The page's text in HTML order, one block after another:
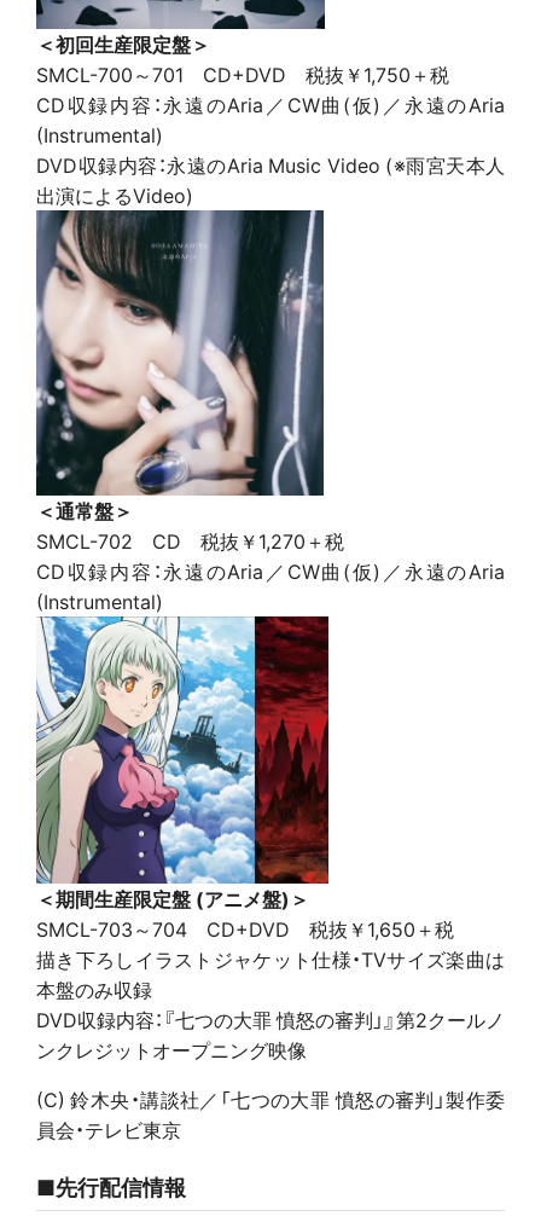
＜初回生産限定盤＞
SMCL-700～701 CD+DVD 税抜￥1,750＋税
CD収録内容：永遠のAria／CW曲(仮)／永遠のAria
(Instrumental)
DVD収録内容：永遠のAria Music Video (※雨宮天本人
出演によるVideo)
＜通常盤＞
SMCL-702 CD 税抜￥1,270＋税
CD収録内容：永遠のAria／CW曲(仮)／永遠のAria
(Instrumental)
＜期間生産限定盤 (アニメ盤)＞
SMCL-703～704 CD+DVD 税抜￥1,650＋税
描き下ろしイラストジャケット仕様・TVサイズ楽曲は
本盤のみ収録
DVD収録内容：『七つの大罪 憤怒の審判」』第2クールノ
ンクレジットオープニング映像
(C) 鈴木央・講談社／「七つの大罪 憤怒の審判」製作委
員会・テレビ東京
■先行配信情報